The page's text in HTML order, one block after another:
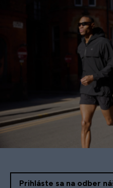
Prihláste sa na odber